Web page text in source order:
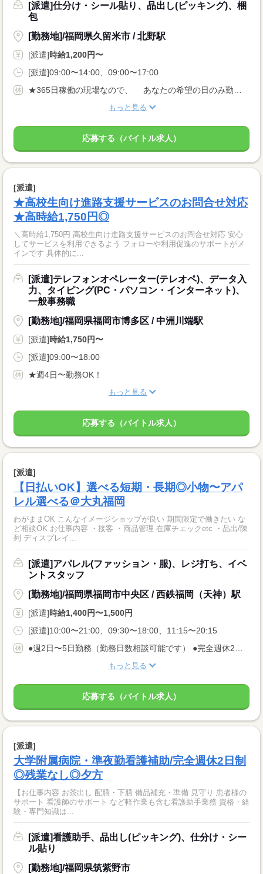
[派遣]仕分け・シール貼り、品出し(ピッキング)、梱
包
[勤務地]/福岡県久留米市 / 北野駅
[派遣]時給1,200円〜
[派遣]09:00〜14:00、09:00〜17:00
もっと見る
応募する（バイトル求人）
[派遣]
★高校生向け進路支援サービスのお問合せ対応
★高時給1,750円◎
＼高時給1,750円 高校生向け進路支援サービスのお問合せ対応 安心
してサービスを利用できるよう フォローや利用促進のサポートがメ
インです 具体的に...
[派遣]テレフォンオペレーター(テレオペ)、データ入
力、タイピング(PC・パソコン・インターネット)、
一般事務職
[勤務地]/福岡県福岡市博多区 / 中洲川端駅
[派遣]時給1,750円〜
[派遣]09:00〜18:00
★週4日〜勤務OK！
もっと見る
応募する（バイトル求人）
[派遣]
【日払いOK】選べる短期・長期◎小物〜アパ
レル選べる＠大丸福岡
わがままOK こんなイメージショップが良い 期間限定で働きたい な
ど相談OK お仕事内容 ・接客 ・商品管理 在庫チェックetc ・品出/陳
列 ディスプレイ...
[派遣]アパレル(ファッション・服)、レジ打ち、イベ
ントスタッフ
[勤務地]/福岡県福岡市中央区 / 西鉄福岡（天神）駅
[派遣]時給1,400円〜1,500円
[派遣]10:00〜21:00、09:30〜18:00、11:15〜20:15
もっと見る
応募する（バイトル求人）
[派遣]
大学附属病院・準夜勤看護補助/完全週休2日制
◎残業なし◎夕方
【お仕事内容 お茶出し 配膳・下膳 備品補充・準備 見守り 患者様の
サポート 看護師のサポート など軽作業も含む看護助手業務 資格・経
験・専門知識は...
[派遣]看護助手、品出し(ピッキング)、仕分け・シー
ル貼り
[勤務地]/福岡県筑紫野市